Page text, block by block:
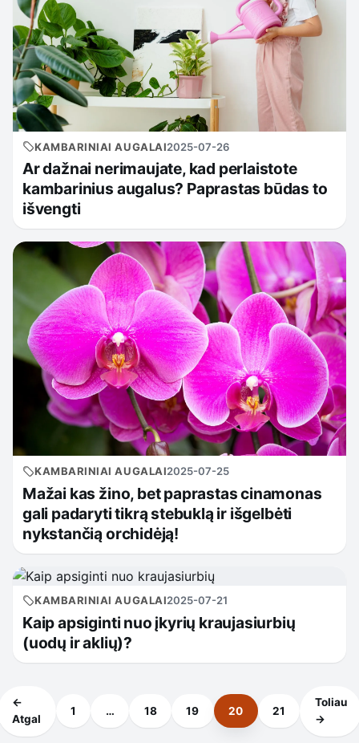
KAMBARINIAI AUGALAI2025-07-26
Ar dažnai nerimaujate, kad perlaistote
kambarinius augalus? Paprastas būdas to
išvengti
KAMBARINIAI AUGALAI2025-07-25
Mažai kas žino, bet paprastas cinamonas
gali padaryti tikrą stebuklą ir išgelbėti
nykstančią orchidėją!
KAMBARINIAI AUGALAI2025-07-21
Kaip apsiginti nuo įkyrių kraujasiurbių
(uodų ir aklių)?
←
Atgal
1 … 18 19 20 21
Toliau
→